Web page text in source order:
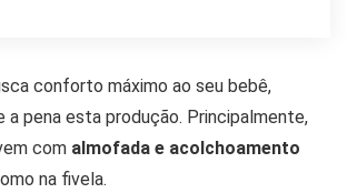
conforto máximo ao seu bebê,
a pena esta produção. Principalmente,
com almofada e acolchoamento
na fivela.